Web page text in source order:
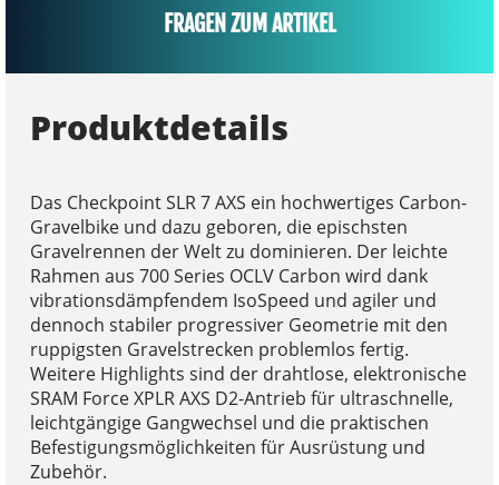
FRAGEN ZUM ARTIKEL
Produktdetails
Das Checkpoint SLR 7 AXS ein hochwertiges Carbon-
Gravelbike und dazu geboren, die epischsten
Gravelrennen der Welt zu dominieren. Der leichte
Rahmen aus 700 Series OCLV Carbon wird dank
vibrationsdämpfendem IsoSpeed und agiler und
dennoch stabiler progressiver Geometrie mit den
ruppigsten Gravelstrecken problemlos fertig.
Weitere Highlights sind der drahtlose, elektronische
SRAM Force XPLR AXS D2-Antrieb für ultraschnelle,
leichtgängige Gangwechsel und die praktischen
Befestigungsmöglichkeiten für Ausrüstung und
Zubehör.